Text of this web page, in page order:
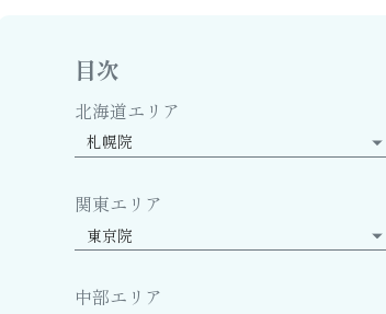
目次
北海道エリア
札幌院
関東エリア
東京院
中部エリア